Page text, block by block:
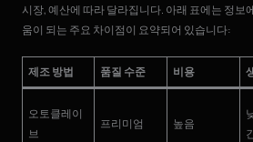
시장, 예산에 따라 달라집니다. 아래 표에는 정보
움이 되는 주요 차이점이 요약되어 있습니다:
제조 방법 품질 수준 비용
오토클레이
브
프리미엄 높음